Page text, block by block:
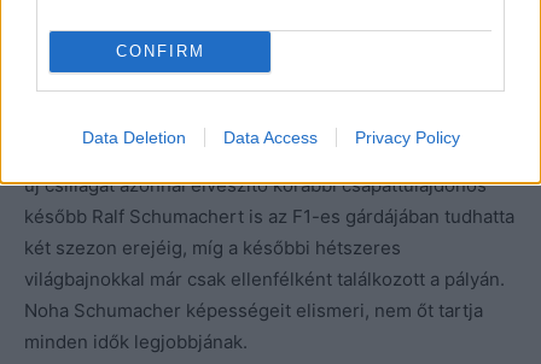
CONFIRM
Data Deletion Data Access Privacy Policy
25, 2021
Az 1991-es Belga Nagydíj előtt Michael Schumachert F1-
es üléshez juttató, a remekül sikerült bemutatkozás után
új csillagát azonnal elveszítő korábbi csapattulajdonos
később Ralf Schumachert is az F1-es gárdájában tudhatta
két szezon erejéig, míg a későbbi hétszeres
világbajnokkal már csak ellenfélként találkozott a pályán.
Noha Schumacher képességeit elismeri, nem őt tartja
minden idők legjobbjának.